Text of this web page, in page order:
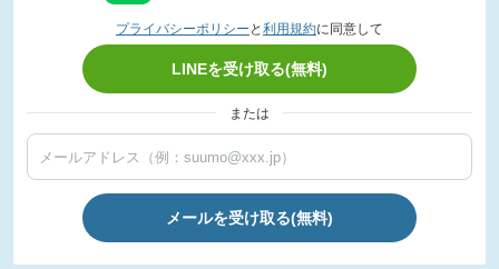
プライバシーポリシー と 利用規約に同意して
LINEを受け取る(無料)
または
メールを受け取る(無料)